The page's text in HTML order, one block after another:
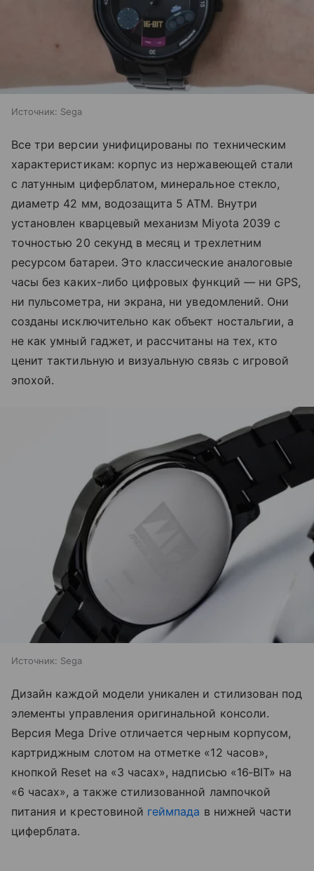
Источник: Sega
Все три версии унифицированы по техническим
характеристикам: корпус из нержавеющей стали
с латунным циферблатом, минеральное стекло,
диаметр 42 мм, водозащита 5 ATM. Внутри
установлен кварцевый механизм Miyota 2039 с
точностью 20 секунд в месяц и трехлетним
ресурсом батареи. Это классические аналоговые
часы без каких-либо цифровых функций — ни GPS,
ни пульсометра, ни экрана, ни уведомлений. Они
созданы исключительно как объект ностальгии, а
не как умный гаджет, и рассчитаны на тех, кто
ценит тактильную и визуальную связь с игровой
эпохой.
Источник: Sega
Дизайн каждой модели уникален и стилизован под
элементы управления оригинальной консоли.
Версия Mega Drive отличается черным корпусом,
картриджным слотом на отметке «12 часов»,
кнопкой Reset на «3 часах», надписью «16‑BIT» на
«6 часах», а также стилизованной лампочкой
питания и крестовиной геймпада в нижней части
циферблата.